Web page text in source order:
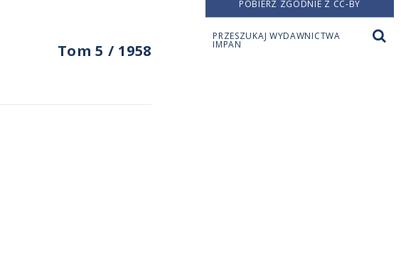
Tom 5 / 1958
POBIERZ ZGODNIE Z CC-BY
PRZESZUKAJ WYDAWNICTWA
IMPAN